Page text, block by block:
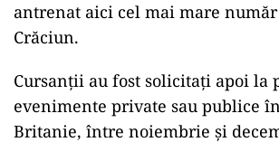
antrenat aici cel mai mare
Crăciun.
Cursanții au fost solicitați apoi la
evenimente private sau publice
Britanie, între noiembrie și